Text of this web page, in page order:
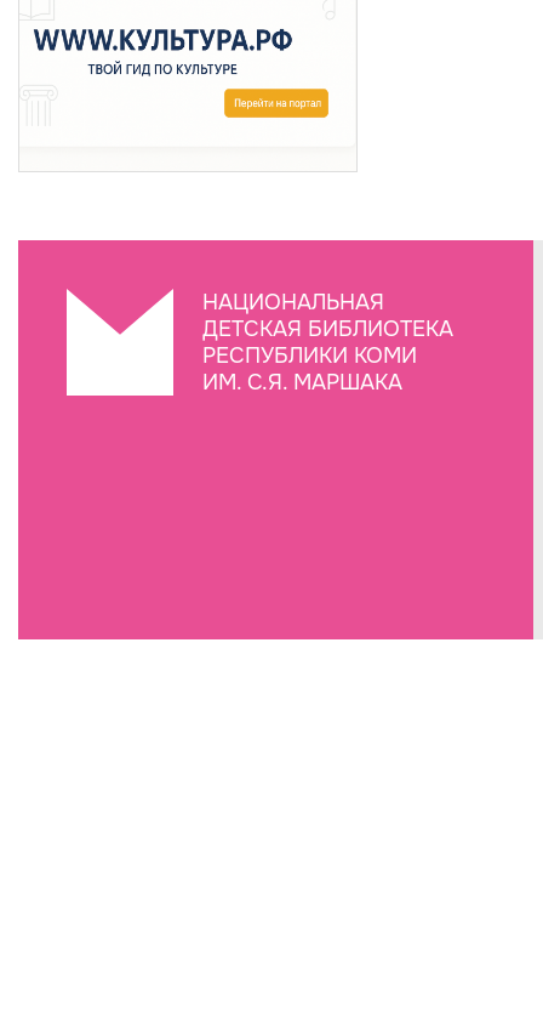
НАЦИОНАЛЬНАЯ
ДЕТСКАЯ БИБЛИОТЕКА
РЕСПУБЛИКИ КОМИ
ИМ. С.Я. МАРШАКА